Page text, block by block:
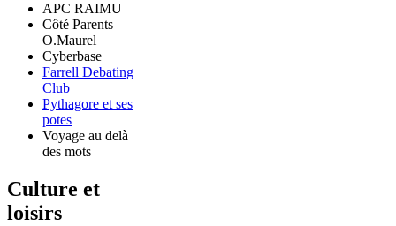
APC RAIMU
Côté Parents
O.Maurel
Cyberbase
Farrell Debating
Club
Pythagore et ses
potes
Voyage au delà
des mots
Culture et
loisirs